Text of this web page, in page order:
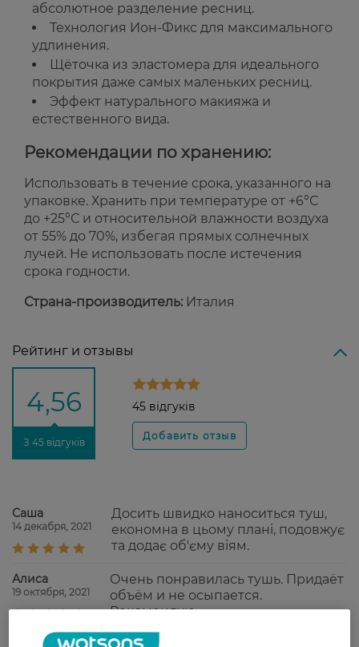
абсолютное разделение ресниц.
Технология Ион-Фикс для максимального
удлинения.
Щёточка из эластомера для идеального
покрытия даже самых маленьких ресниц.
Эффект натурального макияжа и
естественного вида.
Рекомендации по хранению:
Использовать в течение срока, указанного на
упаковке. Хранить при температуре от +6°С
до +25°С и относительной влажности воздуха
от 55% до 70%, избегая прямых солнечных
лучей. Не использовать после истечения
срока годности.
Страна-производитель: Италия
Рейтинг и отзывы
4,56
З 45 відгуків
45 відгуків
Саша
14 декабря, 2021
Досить швидко наноситься туш,
економна в цьому плані, подовжує
та додає об'єму віям.
Алиса
19 октября, 2021
Очень понравилась тушь. Придаёт
объём и не осыпается.
Рекомендую